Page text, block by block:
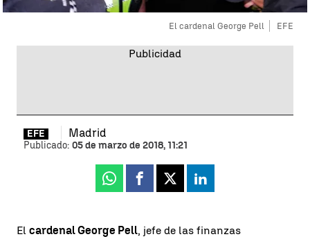
El cardenal George Pell EFE
EFE Madrid
Publicado: 05 de marzo de 2018, 11:21
Whatsapp
Facebook
X Linkedin
El cardenal George Pell, jefe de las finanzas